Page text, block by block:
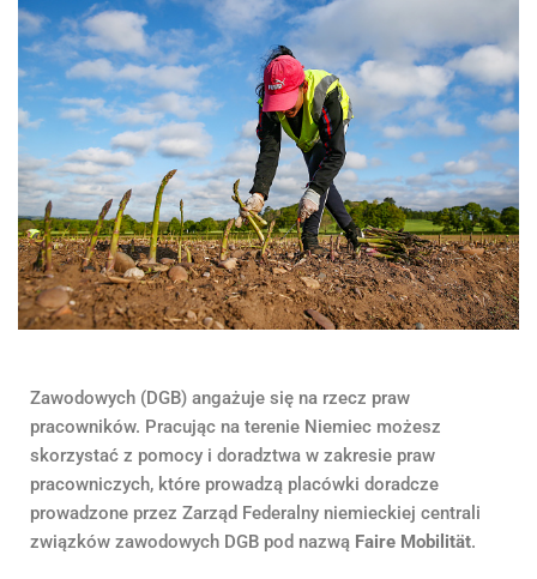
Zawodowych (DGB) angażuje się na rzecz praw
pracowników. Pracując na terenie Niemiec możesz
skorzystać z pomocy i doradztwa w zakresie praw
pracowniczych, które prowadzą placówki doradcze
prowadzone przez Zarząd Federalny niemieckiej centrali
związków zawodowych DGB pod nazwą Faire Mobilität.